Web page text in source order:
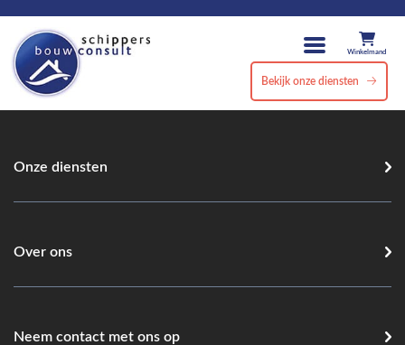
Winkelmand
Bekijk onze diensten
Onze diensten
Over ons
Neem contact met ons op